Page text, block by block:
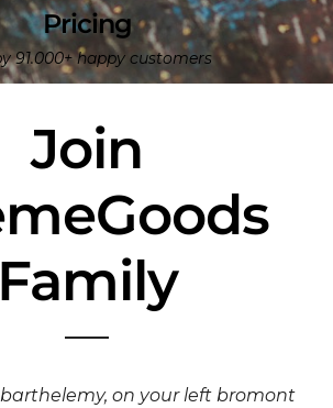
Pricing
91.000+ happy customers
Join
Family
on your left bromont